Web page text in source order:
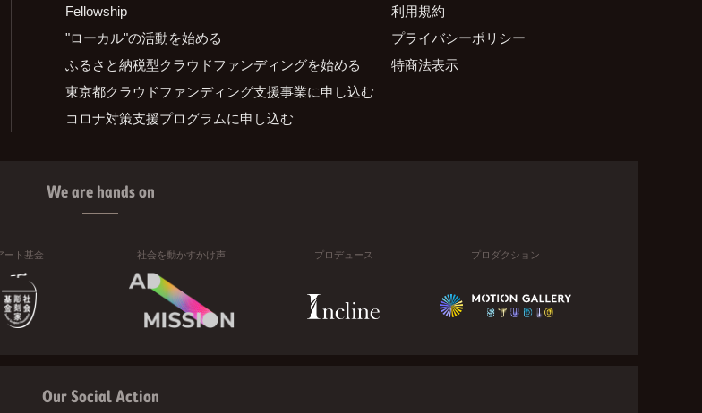
Fellowship
"ローカル"の活動を始める
ふるさと納税型クラウドファンディングを始める
東京都クラウドファンディング支援事業に申し込む
コロナ対策支援プログラムに申し込む
利用規約
プライバシーポリシー
特商法表示
We are hands on
ート基金 社会を動かすかけ声 プロデュース プロダクション
Our Social Action